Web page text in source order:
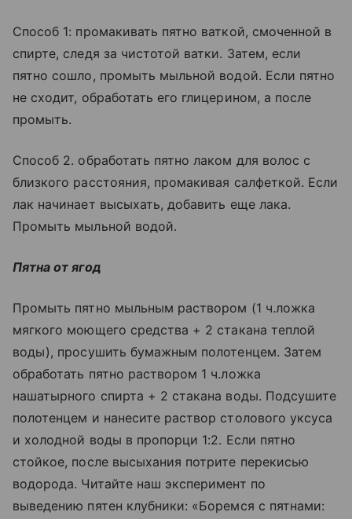
Способ 1: промакивать пятно ваткой, смоченной в
спирте, следя за чистотой ватки. Затем, если
пятно сошло, промыть мыльной водой. Если пятно
не сходит, обработать его глицерином, а после
промыть.
Способ 2. обработать пятно лаком для волос с
близкого расстояния, промакивая салфеткой. Если
лак начинает высыхать, добавить еще лака.
Промыть мыльной водой.
Пятна от ягод
Промыть пятно мыльным раствором (1 ч.ложка
мягкого моющего средства + 2 стакана теплой
воды), просушить бумажным полотенцем. Затем
обработать пятно раствором 1 ч.ложка
нашатырного спирта + 2 стакана воды. Подсушите
полотенцем и нанесите раствор столового уксуса
и холодной воды в пропорци 1:2. Если пятно
стойкое, после высыхания потрите перекисью
водорода. Читайте наш эксперимент по
выведению пятен клубники: «Боремся с пятнами: